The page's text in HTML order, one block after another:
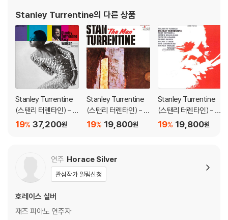
불량으로 인한 반품/교환이 가능합니다
※ 컬러 디스크
아래에 해당하는 경우는 불량이 아니므로 개봉 후 반품/교환이 불가합니
1) 컬러 디스크는 웹 이미지와 실제 색상이 차이가 날 수 있습니다.
있습니다.
3) 컬러 디스크는 제작 과정에서 다른 색상 염료가 섞여 얼룩과 번짐, 반점
등이 발생할 수 있습니다.
※ 반품/교환 안내
1) 불량으로 인한 반품/교환 요청 시에는 불량 확인을 위해 개봉 시의 동영
상을 요청할 수 있으며, 동영상이 없는 경우 반품/교환이 제한될 수 있습니
관련 사진과 동영상 및 재생 기기 모델명을 첨부하여 첨부하여 고객센터에
문의 바랍니다.
Stanley Turrentine의 다른 상품
Stanley Turrentine
(스탠리 터렌타인) - E
asy Walker [LP]
37,200원
19%
Stanley Turrentine
(스탠리 터렌타인) - S
tan "The Man" Turre
19,800원
19%
Stanley Turrentine
(스탠리 터렌타인) - R
ough 'n Tumble
19,800원
19%
연주 Horace Silver
관심작가 알림신청
호레이스 실버
재즈 피아노 연주자